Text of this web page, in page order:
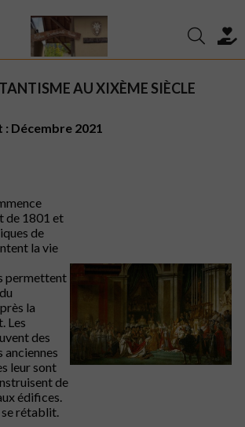
AU XIXÈME SIÈCLE
: Décembre 2021
de 1801 et
de
la vie
permettent
la
Les
des
anciennes
leur sont
de
édifices.
rétablit.